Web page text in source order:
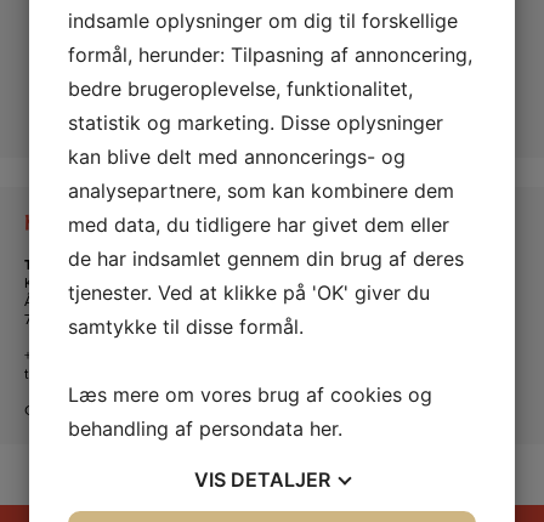
Kontakt os
Tante Andante Hus
KFUM og KFUK i Lemvig
Ågade 5
7620 Lemvig
+45 20 16 24 11
tanteandante@kfum-kfuk.dk
CVR: 30771397
indsamle oplysninger om dig til forskellige
formål, herunder: Tilpasning af annoncering,
bedre brugeroplevelse, funktionalitet,
statistik og marketing. Disse oplysninger
kan blive delt med annoncerings- og
analysepartnere, som kan kombinere dem
med data, du tidligere har givet dem eller
de har indsamlet gennem din brug af deres
tjenester. Ved at klikke på 'OK' giver du
samtykke til disse formål.
Læs mere om vores brug af cookies og
behandling af persondata her.
VIS DETALJER